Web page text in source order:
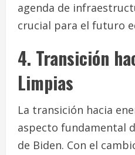
agenda de
crucial para el futuro
4. Transición
Limpias
La transición hacia
aspecto fundamental
de Biden. Con el